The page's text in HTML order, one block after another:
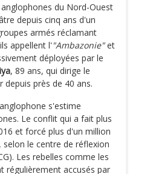
du Nord-Ouest
depuis cinq ans d'un
armés réclamant
appellent l' "Ambazonie"et
déployées par le
, 89 ans, qui dirige le
depuis près de 40 ans.
s'estime
Le conflit qui a fait plus
et forcé plus d'un million
le centre de réflexion
Les rebelles comme les
régulièrement accusés par